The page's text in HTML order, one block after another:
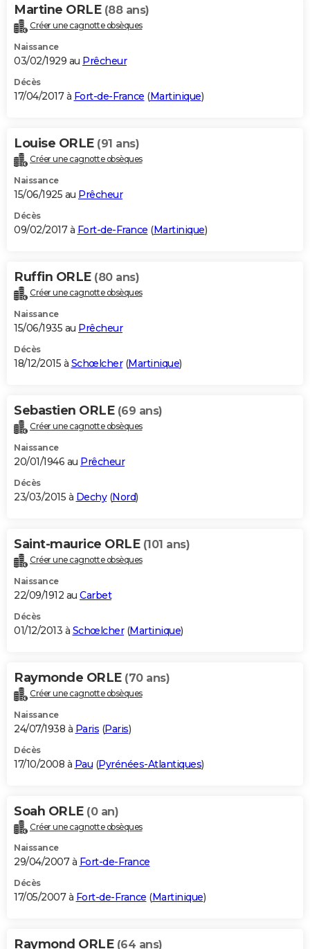
Martine ORLE (88 ans)
Créer une cagnotte obsèques
Naissance
03/02/1929 au Prêcheur
Décès
17/04/2017 à Fort-de-France (Martinique)
Louise ORLE (91 ans)
Créer une cagnotte obsèques
Naissance
15/06/1925 au Prêcheur
Décès
09/02/2017 à Fort-de-France (Martinique)
Ruffin ORLE (80 ans)
Créer une cagnotte obsèques
Naissance
15/06/1935 au Prêcheur
Décès
18/12/2015 à Schœlcher(Martinique)
Sebastien ORLE (69 ans)
Créer une cagnotte obsèques
Naissance
20/01/1946 au Prêcheur
Décès
23/03/2015 à Dechy(Nord)
Saint-maurice ORLE (101 ans)
Créer une cagnotte obsèques
Naissance
22/09/1912 au Carbet
Décès
01/12/2013 à Schœlcher(Martinique)
Raymonde ORLE (70 ans)
Créer une cagnotte obsèques
Naissance
24/07/1938 à Paris (Paris)
Décès
17/10/2008 à Pau (Pyrénées-Atlantiques)
Soah ORLE (0 an)
Créer une cagnotte obsèques
Naissance
29/04/2007 à Fort-de-France
Décès
17/05/2007 à Fort-de-France (Martinique)
Raymond ORLE (64 ans)